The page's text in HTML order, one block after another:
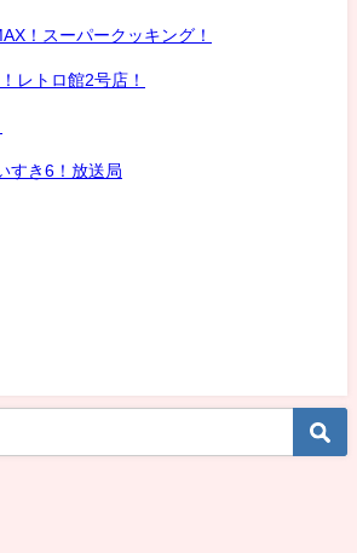
！スーパークッキング！
レトロ館2号店！
すき6！放送局